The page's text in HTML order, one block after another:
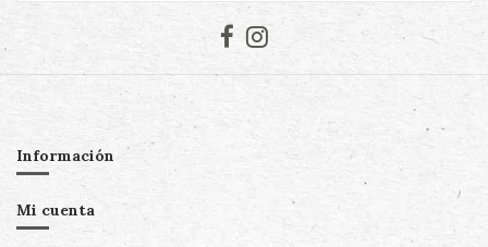
Información
Mi cuenta